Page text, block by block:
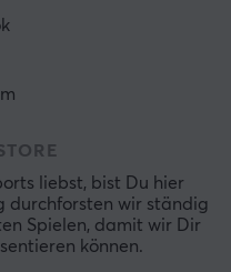
liebst, bist Du hier
durchforsten wir ständig
Spielen, damit wir Dir
können.